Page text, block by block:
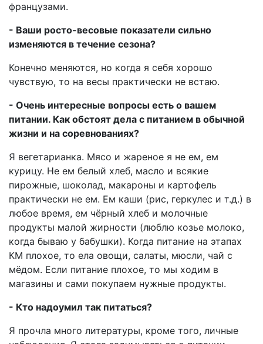
французами.
- Ваши росто-весовые показатели сильно
изменяются в течение сезона?
Конечно меняются, но когда я себя хорошо
чувствую, то на весы практически не встаю.
- Очень интересные вопросы есть о вашем
питании. Как обстоят дела с питанием в обычной
жизни и на соревнованиях?
Я вегетарианка. Мясо и жареное я не ем, ем
курицу. Не ем белый хлеб, масло и всякие
пирожные, шоколад, макароны и картофель
практически не ем. Ем каши (рис, геркулес и т.д.) в
любое время, ем чёрный хлеб и молочные
продукты малой жирности (люблю козье молоко,
когда бываю у бабушки). Когда питание на этапах
КМ плохое, то ела овощи, салаты, мюсли, чай с
мёдом. Если питание плохое, то мы ходим в
магазины и сами покупаем нужные продукты.
- Кто надоумил так питаться?
Я прочла много литературы, кроме того, личные